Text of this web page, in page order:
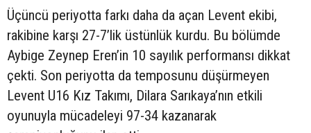
Üçüncü periyotta farkı daha da açan Levent ekibi,
rakibine karşı 27-7’lik üstünlük kurdu. Bu bölümde
Aybige Zeynep Eren’in 10 sayılık performansı dikkat
çekti. Son periyotta da temposunu düşürmeyen
Levent U16 Kız Takımı, Dilara Sarıkaya’nın etkili
oyunuyla mücadeleyi 97-34 kazanarak